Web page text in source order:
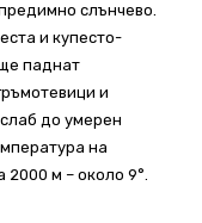
слънчево.
и купесто-
паднат
и
до умерен
на
2000 м – около 9°.